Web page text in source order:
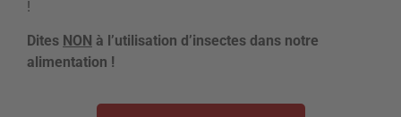
!
Dites NON à l’utilisation d’insectes dans notre
alimentation !